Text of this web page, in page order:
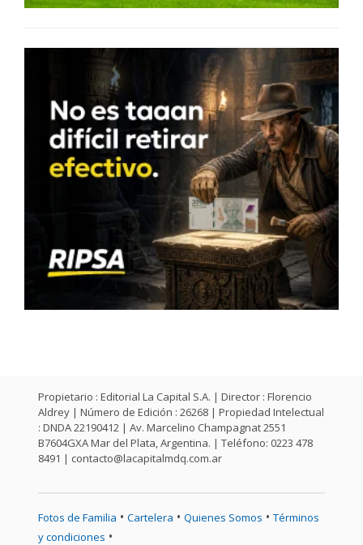
Propietario : Editorial La Capital S.A. | Director : Florencio
Aldrey | Número de Edición : 26268 | Propiedad Intelectual
: DNDA 22190412 | Av. Marcelino Champagnat 2551
B7604GXA Mar del Plata, Argentina. | Teléfono: 0223 478
8491 | contacto@lacapitalmdq.com.ar
Fotos de Familia • Cartelera • Quienes Somos • Términos
y condiciones •